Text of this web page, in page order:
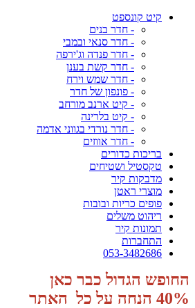
קיט קונספט
- חדר בנים
- חדר סנאי ובמבי
- חדר פנדה וג'ירפה
- חדר קשת בענן
- חדר שמש וירח
- פונפון של חדר
- קיט ארנב מורחב
- קיט בלרינה
- חדר נורדי בגווני אדמה
- חדר אווזים
בריכות כדורים
טקסטיל ושטיחים
מדבקות קיר
מוצרי ראטן
פופים כריות ובובות
ריהוט משלים
תמונות קיר
התחברות
053-3482686
החופש הגדול כבר כאן
40% הנחה על כל האתר